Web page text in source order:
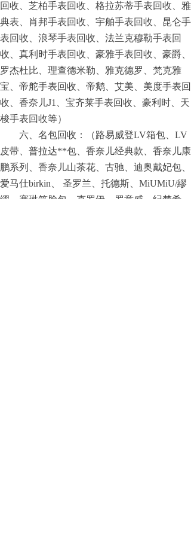
回收、芝柏手表回收、格拉苏蒂手表回收、雅
典表、肖邦手表回收、宇舶手表回收、昆仑手
表回收、浪琴手表回收、法兰克穆勒手表回
收、真利时手表回收、豪雅手表回收、豪爵、
罗杰杜比、理查德米勒、雅克德罗、梵克雅
宝、帝舵手表回收、帝鹅、艾美、美度手表回
收、香奈儿J1、宝齐莱手表回收、豪利时、天
梭手表回收等）
六、名包回收：（路易威登LV箱包、LV
皮带、普拉达**包、香奈儿经典款、香奈儿康
鹏系列、香奈儿山茶花、古驰、迪奥戴妃包、
爱马仕birkin、 圣罗兰、托德斯、MiUMiU/繆
缪、赛琳笑脸包、克罗伊、罗意威、纪梵希、